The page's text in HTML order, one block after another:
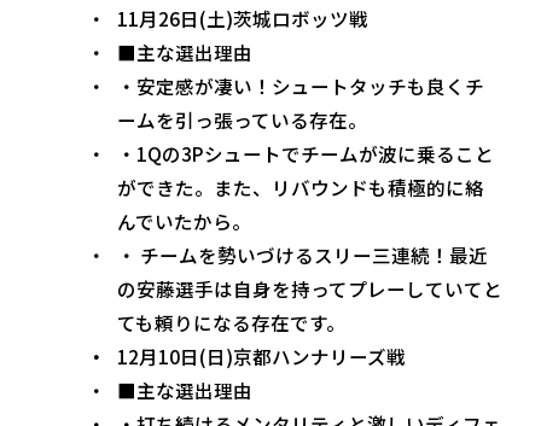
11月26日(土)茨城ロボッツ戦
■主な選出理由
・安定感が凄い！シュートタッチも良くチ
ームを引っ張っている存在。
・1Qの3Pシュートでチームが波に乗ること
ができた。また、リバウンドも積極的に絡
んでいたから。
・ チームを勢いづけるスリー三連続！最近
の安藤選手は自身を持ってプレーしていてと
ても頼りになる存在です。
12月10日(日)京都ハンナリーズ戦
■主な選出理由